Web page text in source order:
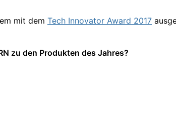
mit dem Tech Innovator Award 2017
zu den Produkten des Jahres?